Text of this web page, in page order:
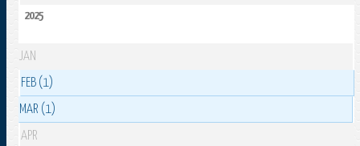
2025
JAN
FEB (1)
MAR (1)
APR